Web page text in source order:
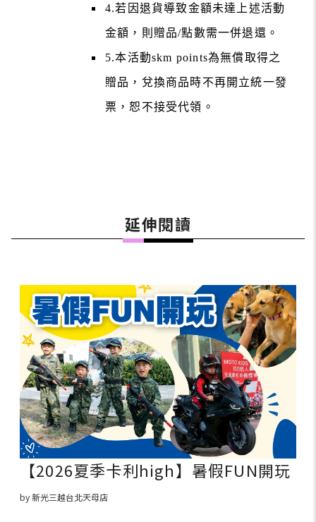
4.若因退貨導致金額未達上述活動
金額，則贈品/點數需一併退還。
5.本活動skm points為無償取得之
贈品，兌換商品時不再開立統一發
票，恕不接受代領。
延伸閱讀
【2026夏季卡利high】暑假FUN開玩
by 新光三越台北天母店